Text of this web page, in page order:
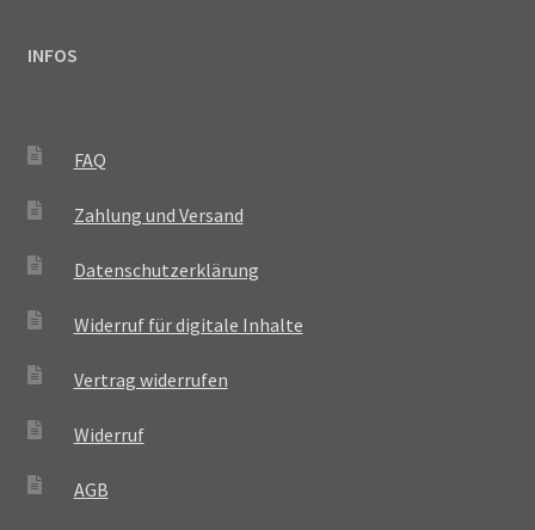
INFOS
FAQ
Zahlung und Versand
Datenschutzerklärung
Widerruf für digitale Inhalte
Vertrag widerrufen
Widerruf
AGB